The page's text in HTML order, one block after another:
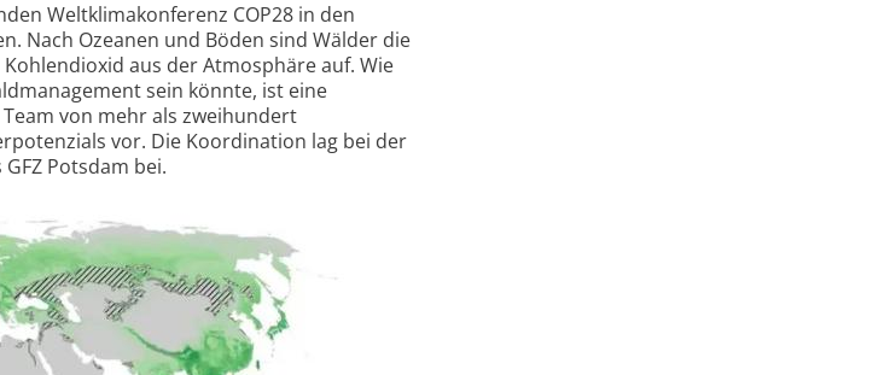
Weltklima­konferenz COP28 in den
Nach Ozeanen und Böden sind Wälder die
aus der Atmosphäre auf. Wie
sein könnte, ist eine
von mehr als zweihundert
vor. Die Koordination lag bei der
Potsdam bei.